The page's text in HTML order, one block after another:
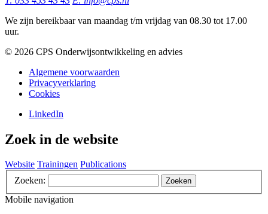
We zijn bereikbaar van maandag t/m vrijdag van 08.30 tot 17.00
uur.
©️ 2026 CPS Onderwijsontwikkeling en advies
Algemene voorwaarden
Privacyverklaring
Cookies
LinkedIn
Zoek in de website
Website Trainingen Publications
Zoeken:
Zoeken
Mobile navigation